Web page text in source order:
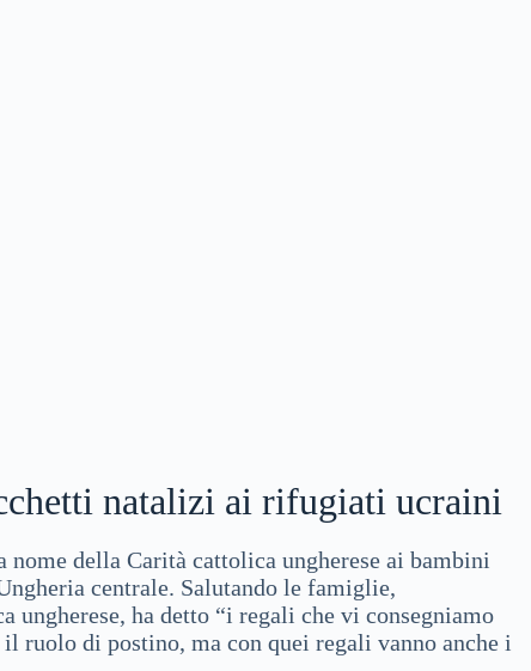
natalizi ai rifugiati ucraini
della Carità cattolica ungherese ai bambini
centrale. Salutando le famiglie,
ungherese, ha detto “i regali che vi consegniamo
ruolo di postino, ma con quei regali vanno anche i